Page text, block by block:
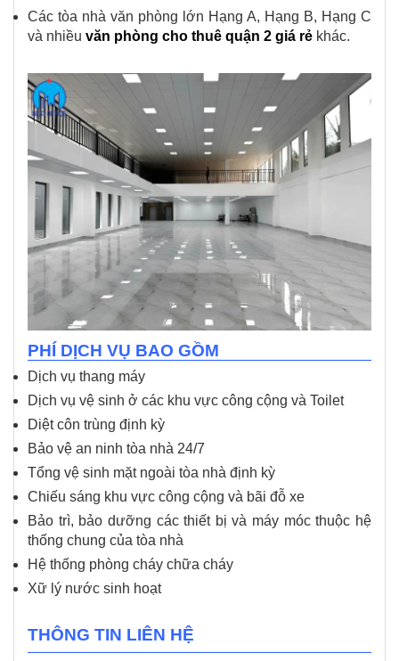
Các tòa nhà văn phòng lớn Hạng A, Hạng B, Hạng C
và nhiều văn phòng cho thuê quận 2 giá rẻ khác.
PHÍ DỊCH VỤ BAO GỒM
Dịch vụ thang máy
Dịch vụ vệ sinh ở các khu vực công cộng và Toilet
Diệt côn trùng định kỳ
Bảo vệ an ninh tòa nhà 24/7
Tổng vệ sinh mặt ngoài tòa nhà định kỳ
Chiếu sáng khu vực công cộng và bãi đỗ xe
Bảo trì, bảo dưỡng các thiết bị và máy móc thuộc hệ
thống chung của tòa nhà
Hệ thống phòng cháy chữa cháy
Xữ lý nước sinh hoạt
THÔNG TIN LIÊN HỆ